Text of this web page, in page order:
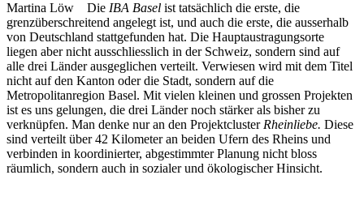
Martina Löw Die IBA Basel ist tatsächlich die erste, die
grenzüberschreitend angelegt ist, und auch die erste, die ausserhalb
von Deutschland stattgefunden hat. Die Hauptaustragungsorte
liegen aber nicht ausschliesslich in der Schweiz, sondern sind auf
alle drei Länder ausgeglichen verteilt. Verwiesen wird mit dem Titel
nicht auf den Kanton oder die Stadt, sondern auf die
Metropolitanregion Basel. Mit vielen kleinen und grossen Projekten
ist es uns gelungen, die drei Länder noch stärker als bisher zu
verknüpfen. Man denke nur an den Projektcluster Rheinliebe. Diese
sind verteilt über 42 Kilometer an beiden Ufern des Rheins und
verbinden in koordinierter, abgestimmter Planung nicht bloss
räumlich, sondern auch in sozialer und ökologischer Hinsicht.